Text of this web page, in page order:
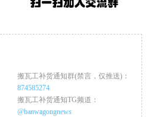
搬瓦工补货通知群(禁言，仅推送)：
874585274
搬瓦工补货通知TG频道：
@banwagongnews